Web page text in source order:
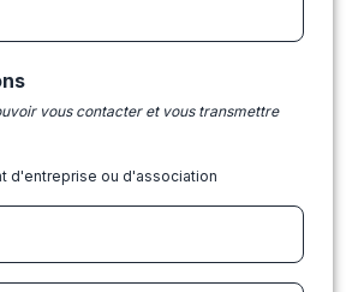
vous contacter et vous transmettre
d'entreprise ou d'association